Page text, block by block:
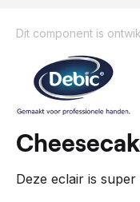
Dit component is
c
o
m
p
Deze eclair is